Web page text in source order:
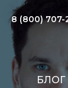
8 (800) 707-
БЛОГ